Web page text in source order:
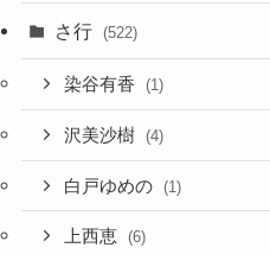
さ行 (522)
染谷有香 (1)
沢美沙樹 (4)
白戸ゆめの (1)
上西恵 (6)